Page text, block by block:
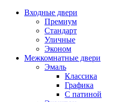
Входные двери
Премиум
Стандарт
Уличные
Эконом
Межкомнатные двери
Эмаль
Классика
Графика
С патиной